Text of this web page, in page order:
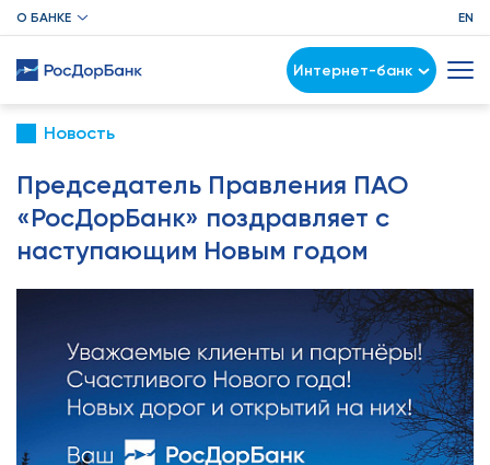
О БАНКЕ EN
Интернет-банк
Новость
Председатель Правления ПАО
«РосДорБанк» поздравляет с
наступающим Новым годом